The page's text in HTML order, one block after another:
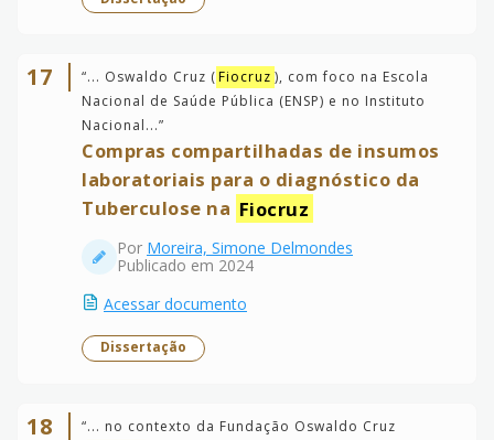
17 “... Oswaldo Cruz (Fiocruz ), com foco na Escola
Nacional de Saúde Pública (ENSP) e no Instituto
Nacional...”
Compras compartilhadas de insumos
laboratoriais para o diagnóstico da
Tuberculose na Fiocruz
Por Moreira, Simone Delmondes
Publicado em 2024
Acessar documento
Dissertação
18 “... no contexto da Fundação Oswaldo Cruz